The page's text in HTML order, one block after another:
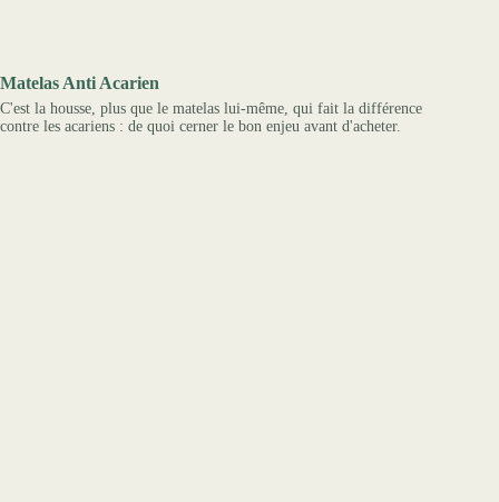
Matelas Anti Acarien
C'est la housse, plus que le matelas lui-même, qui fait la différence
contre les acariens : de quoi cerner le bon enjeu avant d'acheter.